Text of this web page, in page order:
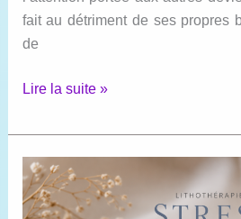
fait au détriment de ses propres
de
Je
trop
aux
autres
:
Lire la suite »